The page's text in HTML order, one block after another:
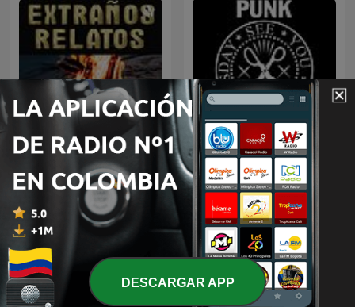
Extraños Relatos: El
Podcast Paranormal
Punk Frockers
DESCARGAR APP